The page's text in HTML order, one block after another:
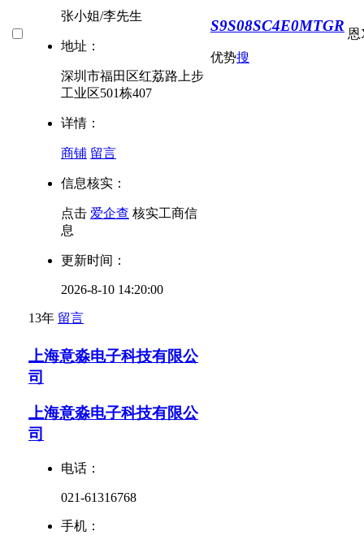
张小姐/李先生
地址：
深圳市福田区红荔路上步
工业区501栋407
详情：
商铺 留言
信息核实：
点击 爱企查 核实工商信
息
更新时间：
2026-8-10 14:20:00
13年 留言
S9S08SC4E0MTGR
优势搜
恩
上海意淼电子科技有限公
司
上海意淼电子科技有限公
司
电话：
021-61316768
手机：